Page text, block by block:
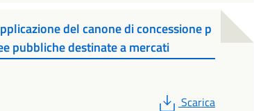
del canone di concessione p
pubbliche destinate a mercati
PDF
Scarica